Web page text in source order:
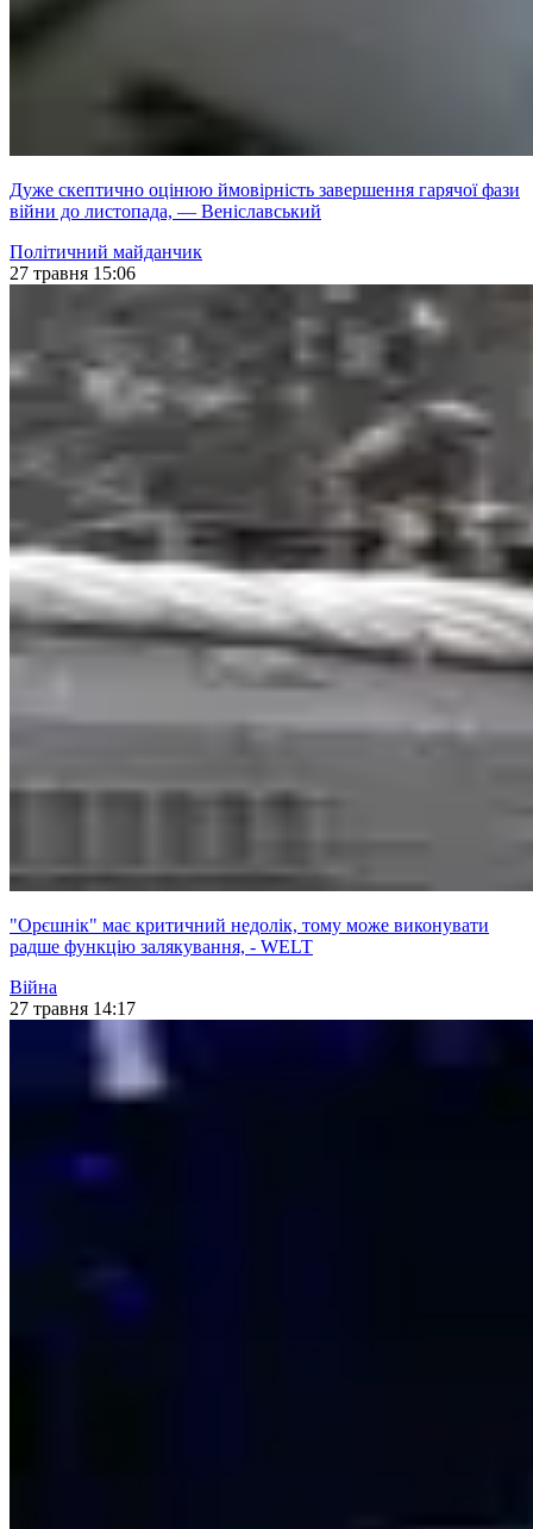
Дуже скептично оцінюю ймовірність завершення гарячої фази
війни до листопада, — Веніславський
Політичний майданчик
27 травня 15:06
"Орєшнік" має критичний недолік, тому може виконувати
радше функцію залякування, - WELT
Війна
27 травня 14:17